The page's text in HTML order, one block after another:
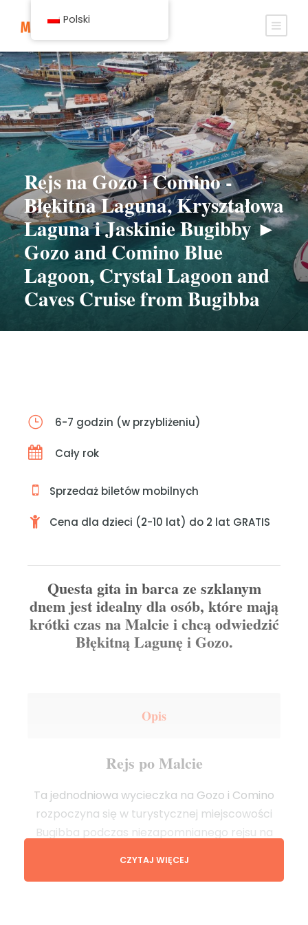
Rejs na Gozo i Comino -
Błękitna Laguna, Kryształowa
Laguna i Jaskinie Bugibby ►
Gozo and Comino Blue
Lagoon, Crystal Lagoon and
Caves Cruise from Bugibba
6-7 godzin (w przybliżeniu)
Cały rok
Sprzedaż biletów mobilnych
Cena dla dzieci (2-10 lat) do 2 lat GRATIS
Questa gita in barca ze szklanym
dnem jest idealny dla osób, które mają
krótki czas na Malcie i chcą odwiedzić
Błękitną Lagunę i Gozo.
Opis
Rejs po Malcie
Ta jednodniowa wycieczka na Gozo i Comino
rozpoczyna się w turystycznej miejscowości
Bugibba podczas niezapomnianego rejsu na
Z otwartego morza poznasz Maltę z naprawdę
CZYTAJ WIĘCEJ
Polski